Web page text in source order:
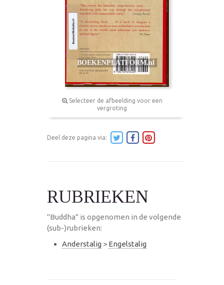
Selecteer de afbeelding voor een
vergroting
Deel deze pagina via:
RUBRIEKEN
"Buddha" is opgenomen in de volgende
(sub-)rubrieken:
Anderstalig > Engelstalig